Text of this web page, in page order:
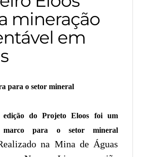
mineração
em
para o setor mineral
do Projeto Eloos foi um
marco para o setor mineral
na Mina de Águas